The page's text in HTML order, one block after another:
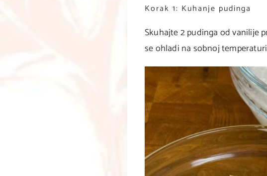
Korak 1: Kuhanje pudinga
Skuhajte 2 pudinga od vanilije
se ohladi na sobnoj